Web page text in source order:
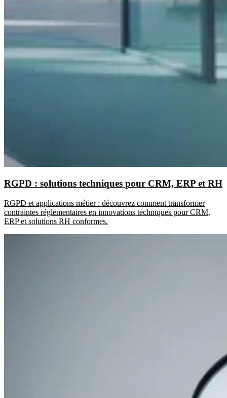
RGPD : solutions techniques pour CRM, ERP et RH
RGPD et applications métier : découvrez comment transformer
contraintes réglementaires en innovations techniques pour CRM,
ERP et solutions RH conformes.